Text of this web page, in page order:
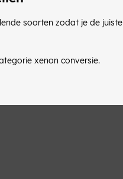
soorten zodat je de juiste
xenon conversie.